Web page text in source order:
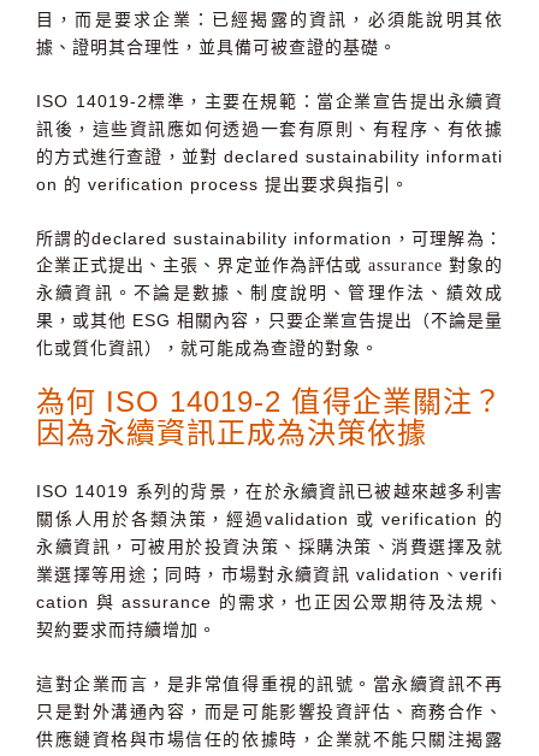
目，而是要求企業： 已經揭露的資訊，必須能說明其依
據、證明其合理性，並具備可被查證的基礎。
ISO 14019-2標準，主要在規範： 當企業宣告提出永續資
訊後，這些資訊應如何透過一套有原則、有程序、有依據
的方式進行查證， 並對 declared sustainability informati
on 的 verification process 提出要求與指引。
所謂的declared sustainability information ，可理解為：
企業正式提出、主張、界定並作為評估或 assurance 對象的
永續資訊 。不論是數據、制度說明、管理作法、績效成
果，或其他 ESG相關內容，只要企業宣告提出（不論是量
化或質化資訊），就可能成為查證的對象。
為何 ISO 14019-2 值得企業關注？
因為永續資訊正成為決策依據
ISO 14019 系列的背景，在於永續資訊已被越來越多利害
關係人用於各類決策，經過validation 或 verification 的
永續資訊，可被用於投資決策、採購決策、消費選擇及就
業選擇等用途；同時，市場對永續資訊 validation 、verifi
cation 與 assurance 的需求，也正因公眾期待及法規、
契約要求而持續增加。
這對企業而言，是非常值得重視的訊號。當永續資訊不再
只是對外溝通內容，而是可能影響投資評估、商務合作、
供應鏈資格與市場信任的依據時，企業就不能只關注揭露